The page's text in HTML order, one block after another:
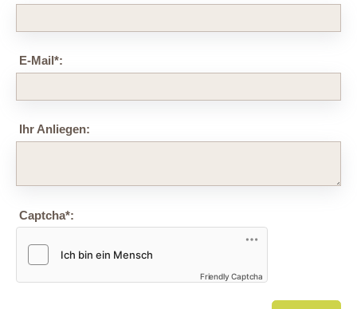
E-Mail*:
Ihr Anliegen:
Captcha*:
Friendly Captcha